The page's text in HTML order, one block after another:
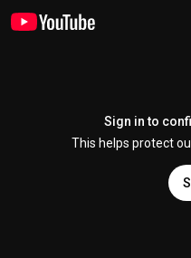
Sign in to
This helps protect